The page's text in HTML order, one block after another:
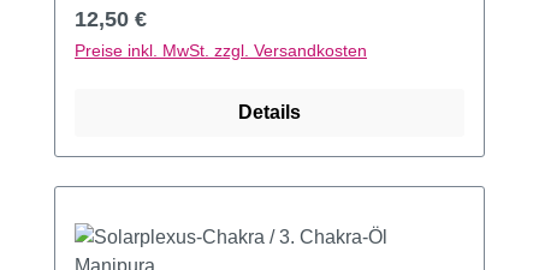
Regulärer Preis:
12,50 €
Preise inkl. MwSt. zzgl. Versandkosten
Details